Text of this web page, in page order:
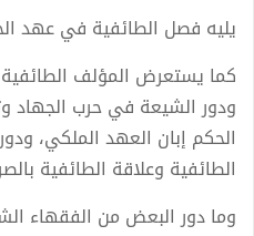
يليه فصل الطائفية في عهد
كما يستعرض المؤلف الطائفية
ودور الشيعة في حرب الجهاد
الحكم إبان العهد الملكي،
الطائفية وعلاقة الطائفية
وما دور البعض من الفقهاء